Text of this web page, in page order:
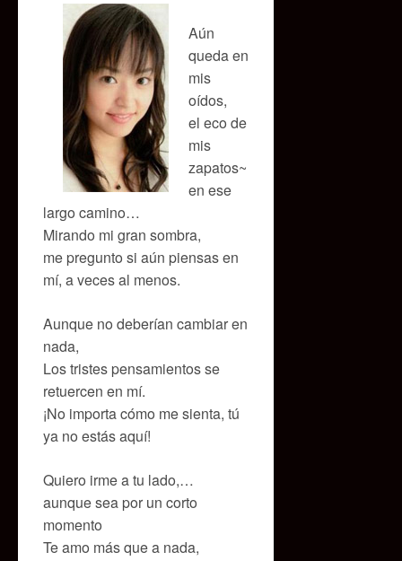
Aún
queda en
mis
oídos,
el eco de
mis
zapatos~
en ese
largo camino…
Mirando mi gran sombra,
me pregunto si aún piensas en
mí, a veces al menos.
Aunque no deberían cambiar en
nada,
Los tristes pensamientos se
retuercen en mí.
¡No importa cómo me sienta, tú
ya no estás aquí!
Quiero irme a tu lado,…
aunque sea por un corto
momento
Te amo más que a nada,